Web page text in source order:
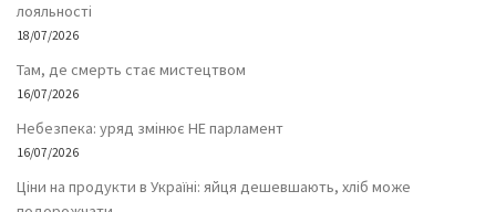
лояльності
18/07/2026
Там, де смерть стає мистецтвом
16/07/2026
Небезпека: уряд змінює НЕ парламент
16/07/2026
Ціни на продукти в Україні: яйця дешевшають, хліб може